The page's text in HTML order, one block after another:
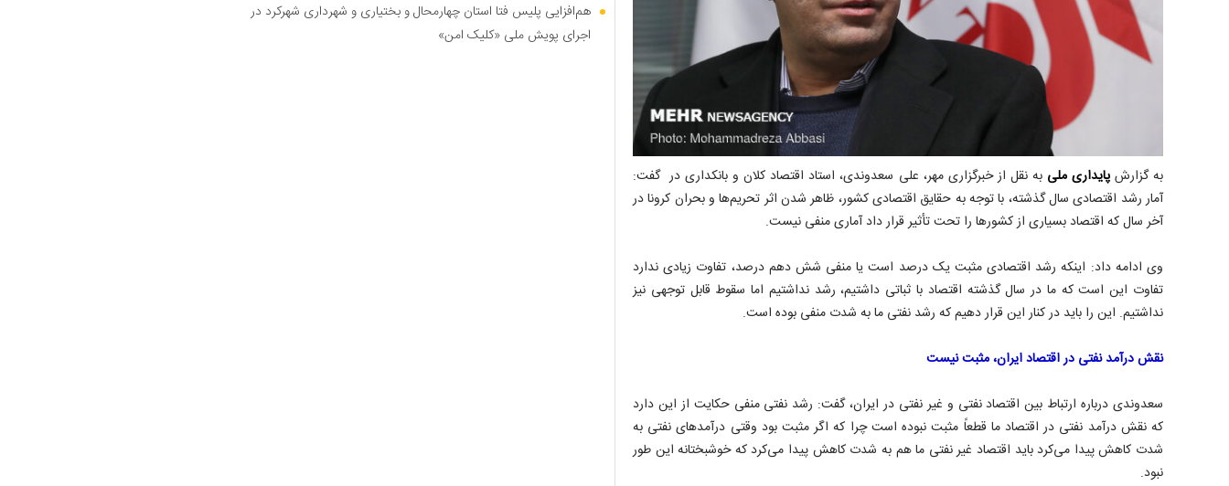
به گزارش پایداری ملیبه نقل از خبرگزاری مهر، علی سعدوندی، استاد اقتصاد کلان و بانکداری در گفت:
آمار رشد اقتصادی سال گذشته، با توجه به حقایق اقتصادی کشور، ظاهر شدن اثر تحریم‌ها و بحران کرونا در
آخر سال که اقتصاد بسیاری از کشورها را تحت تأثیر قرار داد آماری منفی نیست.
وی ادامه داد: اینکه رشد اقتصادی مثبت یک درصد است یا منفی شش دهم درصد، تفاوت زیادی ندارد
تفاوت این است که ما در سال گذشته اقتصاد با ثباتی داشتیم، رشد نداشتیم اما سقوط قابل توجهی نیز
نداشتیم. این را باید در کنار این قرار دهیم که رشد نفتی ما به شدت منفی بوده است.
نقش درآمد نفتی در اقتصاد ایران، مثبت نیست
سعدوندی درباره ارتباط بین اقتصاد نفتی و غیر نفتی در ایران، گفت: رشد نفتی منفی حکایت از این دارد
که نقش درآمد نفتی در اقتصاد ما قطعاً مثبت نبوده است چرا که اگر مثبت بود وقتی درآمدهای نفتی به
شدت کاهش پیدا می‌کرد باید اقتصاد غیر نفتی ما هم به شدت کاهش پیدا می‌کرد که خوشبختانه این طور
نبود.
هم‌افزایی پلیس فتا استان چهارمحال و بختیاری و شهرداری شهرکرد در
اجرای پویش ملی «کلیک امن»